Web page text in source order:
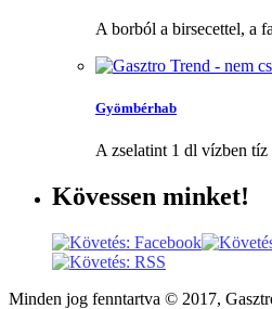
A borból a birsecettel, a
Gyömbérhab
A zselatint 1 dl vízben
Kövessen minket!
Minden jog fenntartva © 2017,